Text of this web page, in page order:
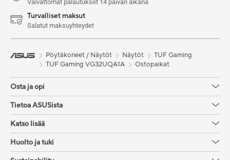
Vaivattomat palautukset 14 päivän aikana
Turvalliset maksut
Salatut maksuyhteydet
Pöytäkoneet / Näytöt Näytöt
TUF Gaming
TUF Gaming VG32UQA1A
Ostopaikat
Osta ja opi
Tietoa ASUSista
Katso lisää
Huolto ja tuki